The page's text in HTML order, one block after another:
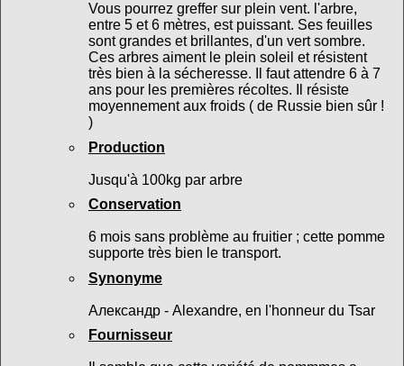
Vous pourrez greffer sur plein vent. l'arbre,
entre 5 et 6 mètres, est puissant. Ses feuilles
sont grandes et brillantes, d'un vert sombre.
Ces arbres aiment le plein soleil et résistent
très bien à la sécheresse. Il faut attendre 6 à 7
ans pour les premières récoltes. Il résiste
moyennement aux froids ( de Russie bien sûr !
)
Production
Jusqu'à 100kg par arbre
Conservation
6 mois sans problème au fruitier ; cette pomme
supporte très bien le transport.
Synonyme
Александр - Alexandre, en l'honneur du Tsar
Fournisseur